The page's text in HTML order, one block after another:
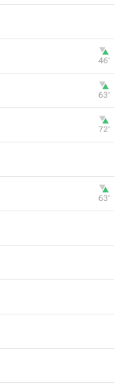
46‎’‎
63‎’‎
72‎’‎
63‎’‎